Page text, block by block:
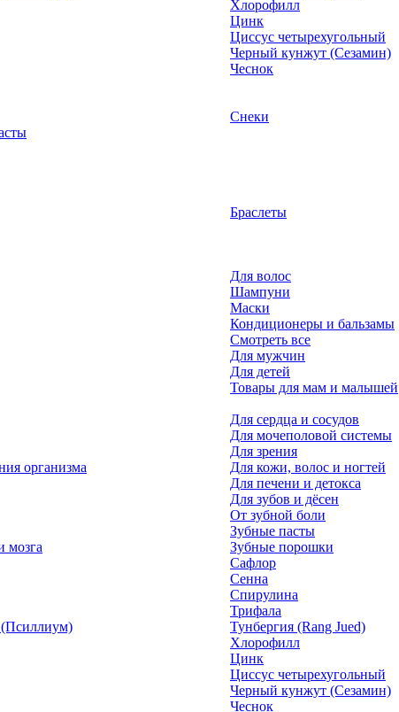
Хлорофилл
Цинк
Циссус четырехугольный
Черный кунжут (Сезамин)
Чеснок
Снеки
Браслеты
Для волос
Шампуни
Маски
Кондиционеры и бальзамы
Смотреть все
Для мужчин
Для детей
Товары для мам и малышей
организма
мозга
Для сердца и сосудов
Для мочеполовой системы
Для зрения
Для кожи, волос и ногтей
Для печени и детокса
Для зубов и дёсен
От зубной боли
Зубные пасты
Зубные порошки
Сафлор
Сенна
Спирулина
Трифала
Тунбергия (Rang Jued)
Хлорофилл
Цинк
Циссус четырехугольный
Черный кунжут (Сезамин)
Чеснок